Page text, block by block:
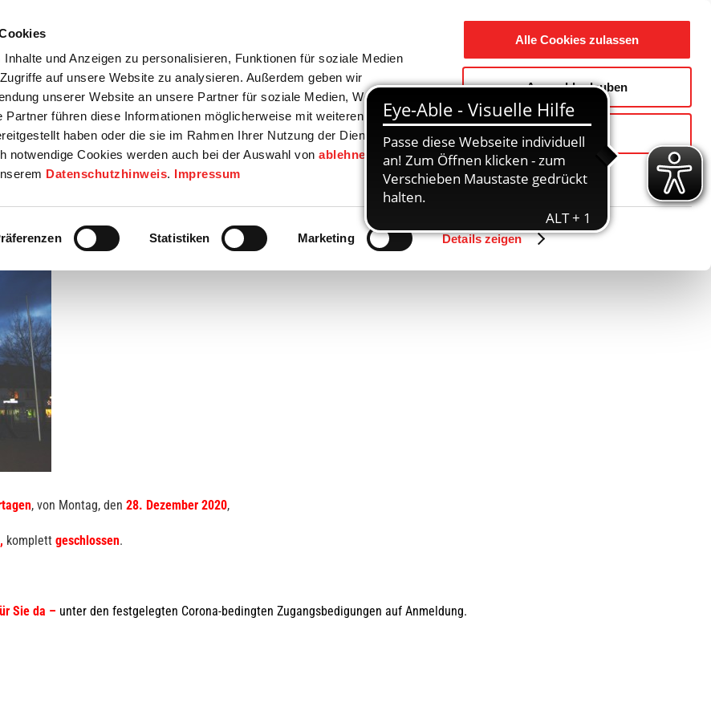
und Anzeigen zu personalisieren, Funktionen für soziale Medien
auf unsere Website zu analysieren. Außerdem geben wir
unserer Website an unsere Partner für soziale Medien, Werbung
Partner führen diese Informationen möglicherweise mit weiteren Daten
haben oder die sie im Rahmen Ihrer Nutzung der Dienste
notwendige Cookies werden auch bei der Auswahl vonablehnen
gesetzt.
Datenschutzhinweis. Impressum
Statistiken Marketing Details zeigen
Alle Cookies zulassen
Auswahl erlauben
Ablehnen
Wirtschaft / Wohnen Bildung / Soziales Touristik / Freizeit Gemeinde / Geschichte
Zurück
, von Montag, den 28. Dezember 2020,
komplett geschlossen.
Sie da – unter den festgelegten Corona-bedingten Zugangsbedigungen auf Anmeldung.